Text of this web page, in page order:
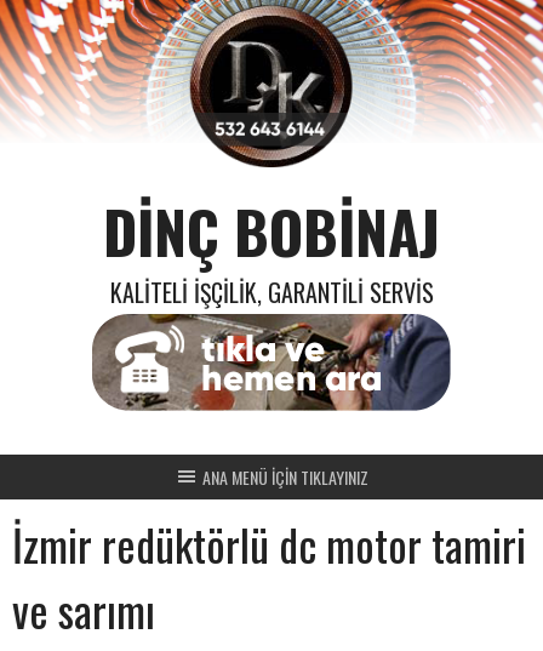
Skip
to
content
DINÇ BOBINAJ
KALITELI İŞÇILIK, GARANTILI SERVIS
ANA MENÜ İÇİN TIKLAYINIZ
İzmir redüktörlü dc motor tamiri
ve sarımı